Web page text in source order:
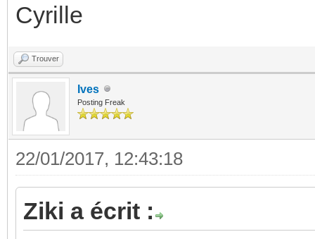
Cyrille
Trouver
Ives
Posting Freak
22/01/2017, 12:43:18
Ziki a écrit :